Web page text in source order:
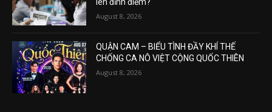
lên đỉnh điểm?
August 8, 2026
QUẬN CAM – BIỂU TÌNH ĐẦY KHÍ THẾ
CHỐNG CA NÔ VIỆT CỘNG QUỐC THIÊN
August 8, 2026